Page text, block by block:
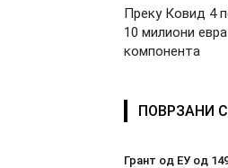
Преку Ковид 4
10 милиони
компонента
ПОВРЗАНИ
Грант од ЕУ од